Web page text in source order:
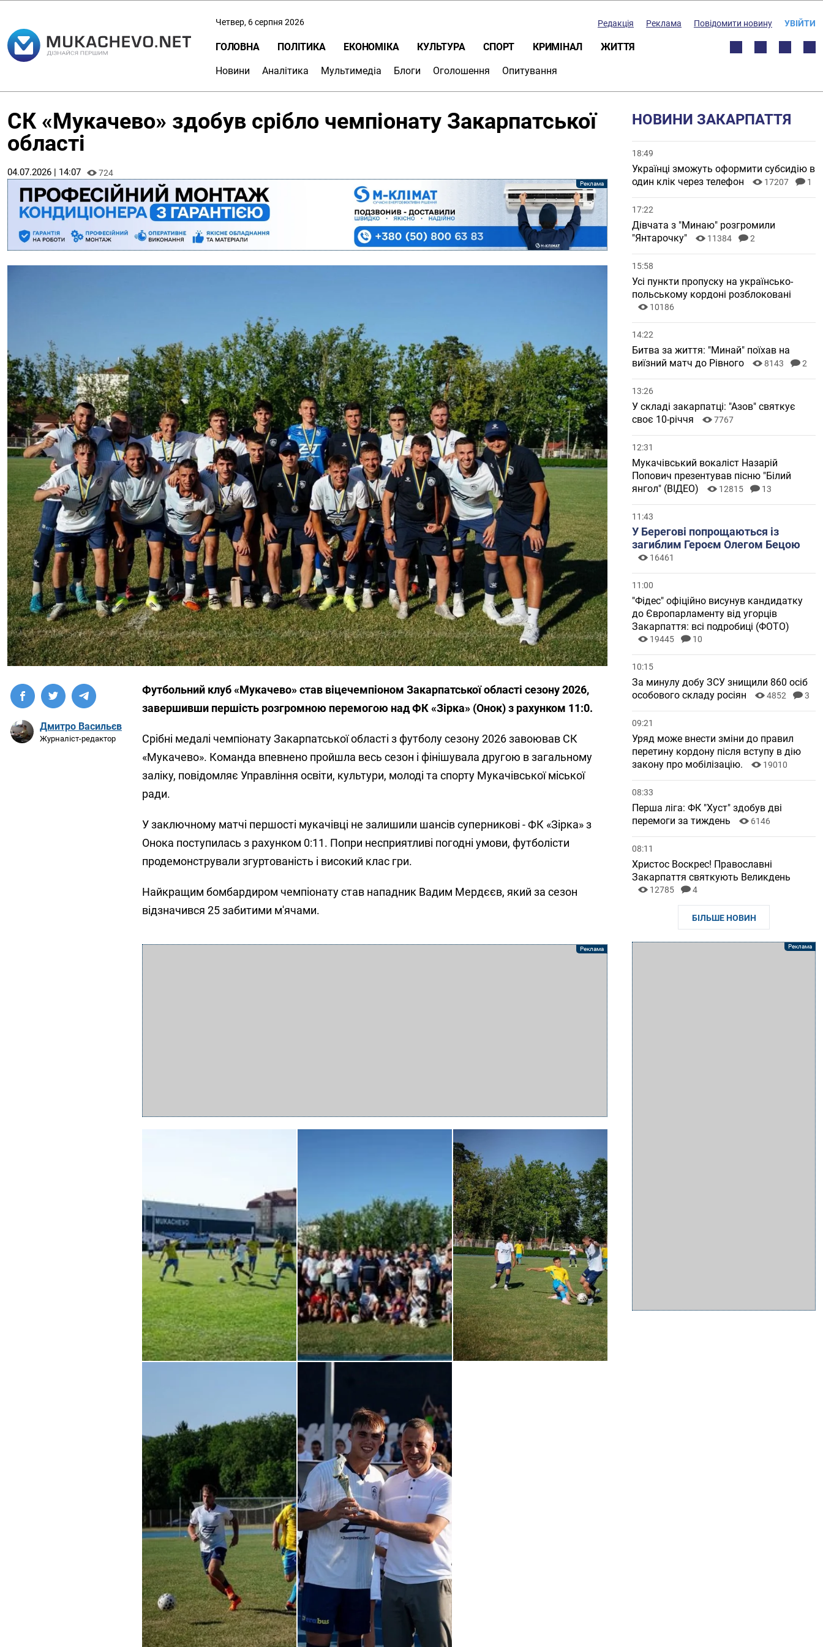
Четвер, 6 серпня 2026 Редакція Реклама Повідомити новину УВІЙТИ
ГОЛОВНА ПОЛІТИКА ЕКОНОМІКА КУЛЬТУРА СПОРТ КРИМІНАЛ ЖИТТЯ
Новини Аналітика Мультимедіа Блоги Оголошення Опитування
СК «Мукачево» здобув срібло чемпіонату Закарпатської
області
04.07.2026 | 14:07 724
Дмитро Васильєв
Журналіст-редактор
Футбольний клуб «Мукачево» став віцечемпіоном Закарпатської області сезону 2026,
завершивши першість розгромною перемогою над ФК «Зірка» (Онок) з рахунком 11:0.
Срібні медалі чемпіонату Закарпатської області з футболу сезону 2026 завоював СК
«Мукачево». Команда впевнено пройшла весь сезон і фінішувала другою в загальному
заліку, повідомляє Управління освіти, культури, молоді та спорту Мукачівської міської
ради.
У заключному матчі першості мукачівці не залишили шансів суперникові - ФК «Зірка» з
Онока поступилась з рахунком 0:11. Попри несприятливі погодні умови, футболісти
продемонстрували згуртованість і високий клас гри.
Найкращим бомбардиром чемпіонату став нападник Вадим Мердєєв, який за сезон
відзначився 25 забитими м'ячами.
НОВИНИ ЗАКАРПАТТЯ
18:49
Українці зможуть оформити субсидію в
один клік через телефон
17207 1
17:22
Дівчата з "Минаю" розгромили
"Янтарочку"
11384 2
15:58
Усі пункти пропуску на українсько-
польському кордоні розблоковані
10186
14:22
Битва за життя: "Минай" поїхав на
виїзний матч до Рівного
8143 2
13:26
У складі закарпатці: "Азов" святкує
своє 10-річчя
7767
12:31
Мукачівський вокаліст Назарій
Попович презентував пісню "Білий
янгол" (ВІДЕО)
12815 13
11:43
У Берегові попрощаються із
загиблим Героєм Олегом Бецою
16461
11:00
"Фідес" офіційно висунув кандидатку
до Європарламенту від угорців
Закарпаття: всі подробиці (ФОТО)
19445 10
10:15
За минулу добу ЗСУ знищили 860 осіб
особового складу росіян
4852 3
09:21
Уряд може внести зміни до правил
перетину кордону після вступу в дію
закону про мобілізацію.
19010
08:33
Перша ліга: ФК "Хуст" здобув дві
перемоги за тиждень
6146
08:11
Христос Воскрес! Православні
Закарпаття святкують Великдень
12785 4
БІЛЬШЕ НОВИН